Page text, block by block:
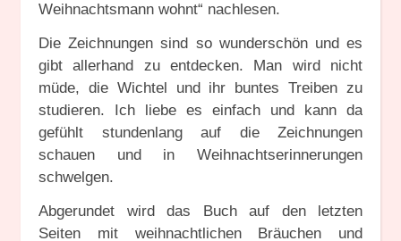
Weihnachtsmann wohnt“ nachlesen.
Die Zeichnungen sind so wunderschön und es
gibt allerhand zu entdecken. Man wird nicht
müde, die Wichtel und ihr buntes Treiben zu
studieren. Ich liebe es einfach und kann da
gefühlt stundenlang auf die Zeichnungen
schauen und in Weihnachtserinnerungen
schwelgen.
Abgerundet wird das Buch auf den letzten
Seiten mit weihnachtlichen Bräuchen und